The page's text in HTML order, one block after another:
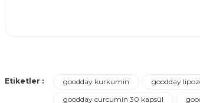
Ürün resmi kalitesiz, bozuk veya
Etiketler : goodday kurkumin goodday
goodday curcumin 30 kapsül